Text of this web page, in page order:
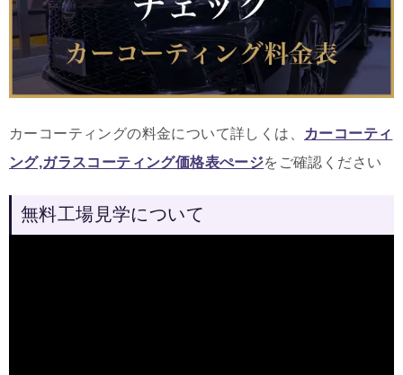
カーコーティングの料金について詳しくは、
カーコーティ
ング,ガラスコーティング価格表ぺージをご確認ください
無料工場見学について